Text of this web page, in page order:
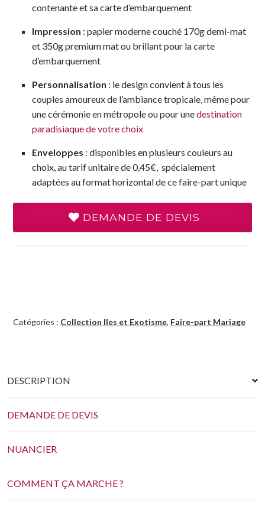
contenante et sa carte d’embarquement
Impression : papier moderne couché 170g demi-mat
et 350g premium mat ou brillant pour la carte
d’embarquement
Personnalisation : le design convient à tous les
couples amoureux de l’ambiance tropicale, même pour
une cérémonie en métropole ou pour unedestination
paradisiaque de votre choix
Enveloppes : disponibles en plusieurs couleurs au
choix, au tarif unitaire de 0,45€, spécialement
adaptées au format horizontal de ce faire-part unique
DEMANDE DE DEVIS
Catégories : Collection Iles et Exotisme, Faire-part Mariage
DESCRIPTION
DEMANDE DE DEVIS
NUANCIER
COMMENT ÇA MARCHE ?